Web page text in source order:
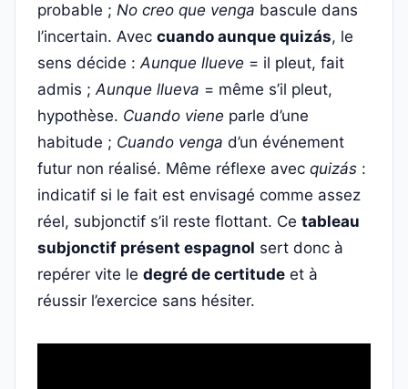
probable ; No creo que venga bascule dans
l’incertain. Avec cuando aunque quizás, le
sens décide :Aunque llueve = il pleut, fait
admis ;Aunque llueva = même s’il pleut,
hypothèse. Cuando viene parle d’une
habitude ; Cuando venga d’un événement
futur non réalisé. Même réflexe avec quizás :
indicatif si le fait est envisagé comme assez
réel, subjonctif s’il reste flottant. Ce tableau
subjonctif présent espagnol sert donc à
repérer vite le degré de certitude et à
réussir l’exercice sans hésiter.